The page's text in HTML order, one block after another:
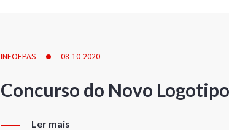
INFOFPAS 08-10-2020
Concurso do Novo Logotipo
Ler mais